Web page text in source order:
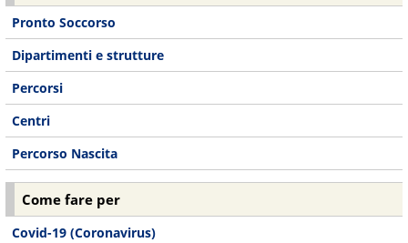
Pronto Soccorso
Dipartimenti e strutture
Percorsi
Centri
Percorso Nascita
Come fare per
Covid-19 (Coronavirus)